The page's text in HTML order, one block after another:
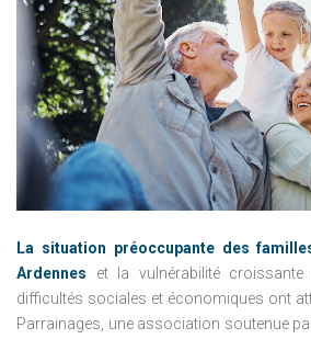
La situation préoccupante des
Ardennes et la vulnérabilité
difficultés sociales et économiques ont
Parrainages, une association soutenue